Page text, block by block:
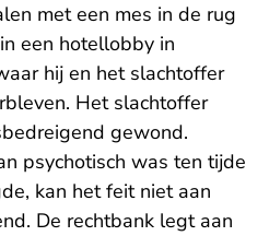
met een mes in de rug
een hotellobby in
hij en het slachtoffer
Het slachtoffer
gewond.
psychotisch was ten tijde
kan het feit niet aan
De rechtbank legt aan